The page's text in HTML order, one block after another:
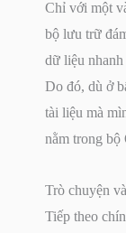
Chỉ với một
bộ lưu trữ
dữ liệu
Do đó, dù ở
tài liệu mà
nằm trong
Trò chuyện
Tiếp theo